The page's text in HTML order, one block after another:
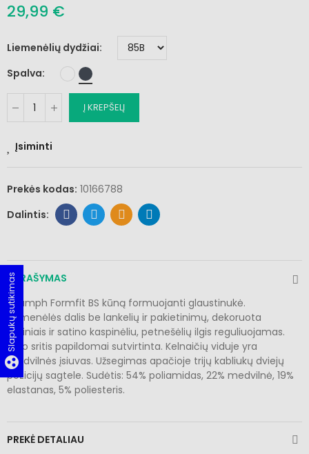
29,99 €
Liemenėlių dydžiai
Spalva
Į KREPŠELĮ
Įsiminti
Prekės kodas: 10166788
APRAŠYMAS
Triumph Formfit BS kūną formuojanti glaustinukė.
Liemenėlės dalis be lankelių ir pakietinimų, dekoruota
nėriniais ir satino kaspinėliu, petnešėlių ilgis reguliuojamas.
Pilvo sritis papildomai sutvirtinta. Kelnaičių viduje yra
medvilnės įsiuvas. Užsegimas apačioje trijų kabliukų dviejų
pozicijų sagtele. Sudėtis: 54% poliamidas, 22% medvilnė, 19%
elastanas, 5% poliesteris.
PREKĖ DETALIAU
group_work
Slapukų sutikimas